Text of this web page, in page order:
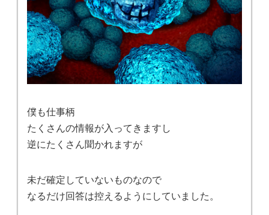
僕も仕事柄
たくさんの情報が入ってきますし
逆にたくさん聞かれますが
未だ確定していないものなので
なるだけ回答は控えるようにしていました。